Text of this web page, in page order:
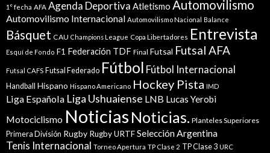
1° fecha AFA Agenda Deportiva Atletismo Automovilismo
Automovilismo Internacional Automovilismo Nacional Balance
Básquet CAU Champions League Copa Libertadores Entrevista
Esquí de Fondo F1 Federación TDF Final Futsal Futsal AFA
Futsal CAFS Futsal Federado Fútbol Fútbol Internacional
Handball Hispano Hispano Americano Hockey Pista IMD
Liga Española Liga Ushuaiense LNB Lucas Yerobi
Motociclismo Noticias Noticias. Planteles Superiores
Primera División Rugby Rugby URTFSelección Argentina
Tenis Internacional Torneo Apertura TP Clase 2 TP Clase 3 URC